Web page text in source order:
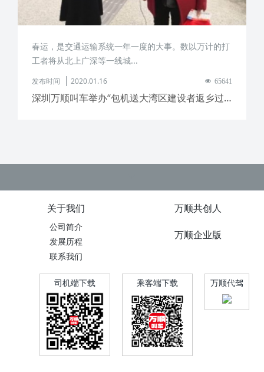
春运，是交通运输系统一年一度的大事。数以万计的打
工者将从北上广深等一线城...
发布时间 2020.01.16 65641
深圳万顺叫车举办“包机送大湾区建设者返乡过年”公益活动，帮助大湾区建设者顺利返乡重庆
关于我们
公司简介
发展历程
联系我们
万顺共创人
万顺企业版
司机端下载 乘客端下载 万顺代驾